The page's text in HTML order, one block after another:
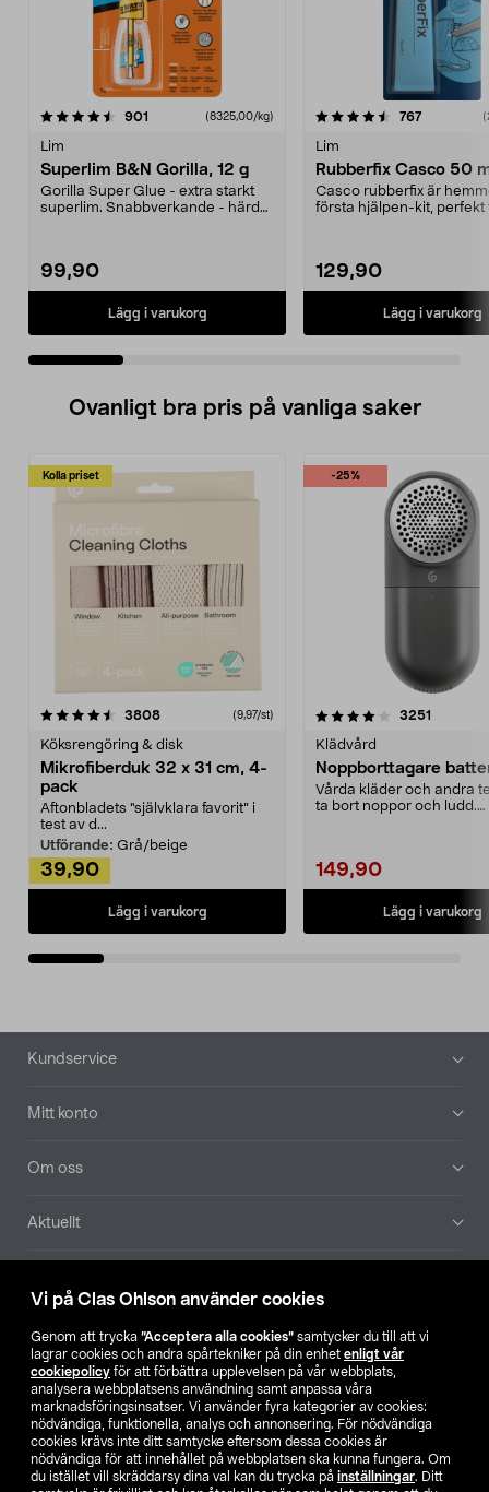
Vi på Clas Ohlson använder cookies
Genom att trycka ”Acceptera alla cookies” samtycker du till att vi
lagrar cookies och andra spårtekniker på din enhet enligt vår
cookiepolicy för att förbättra upplevelsen på vår webbplats,
analysera webbplatsens användning samt anpassa våra
marknadsföringsinsatser. Vi använder fyra kategorier av cookies:
nödvändiga, funktionella, analys och annonsering. För nödvändiga
cookies krävs inte ditt samtycke eftersom dessa cookies är
nödvändiga för att innehållet på webbplatsen ska kunna fungera. Om
du istället vill skräddarsy dina val kan du trycka på inställningar. Ditt
901 recensioner(8325,00/kg)
Lim
Superlim B&N Gorilla, 12 g
Gorilla Super Glue - extra starkt
superlim. Snabbverkande - härdar
99,90
Lägg i varukorg
4.5 av 5 stjärnor 767
Lim
Rubberfix Casco 50
Casco rubberfix är
första hjälpen-kit, perfekt
129,90
Lägg i varukorg
4.5 av 5 stjärnor
Ovanligt bra pris på vanliga saker
Kolla priset
3808recensioner (9,97/st)
Köksrengöring & disk
Mikrofiberduk 32 x 31 cm, 4-
pack
Aftonbladets "självklara favorit” i
test av d...
Utförande: Grå/beige
39,90
Lägg i varukorg
-25%
4.0av 5 stjärnor 3251
Klädvård
Noppborttagare
Vårda kläder och andra
ta bort noppor och ludd.
149,90
Lägg i varukorg
4.5av 5 stjärnor
Sidfot
Kundservice
Mitt konto
Om oss
Aktuellt
Hitta butik
SE NO FI